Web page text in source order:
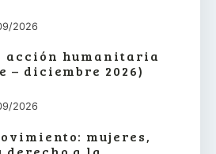
2026
acción humanitaria
– diciembre 2026)
2026
mujeres,